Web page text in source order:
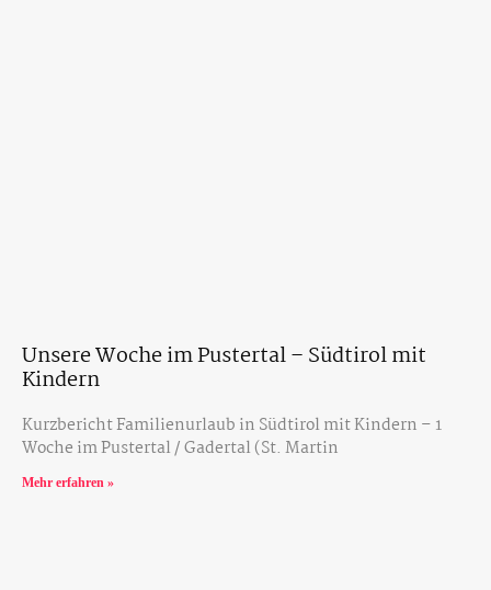
Unsere Woche im Pustertal – Südtirol mit
Kindern
Kurzbericht Familienurlaub in Südtirol mit Kindern – 1
Woche im Pustertal / Gadertal (St. Martin
Mehr erfahren »